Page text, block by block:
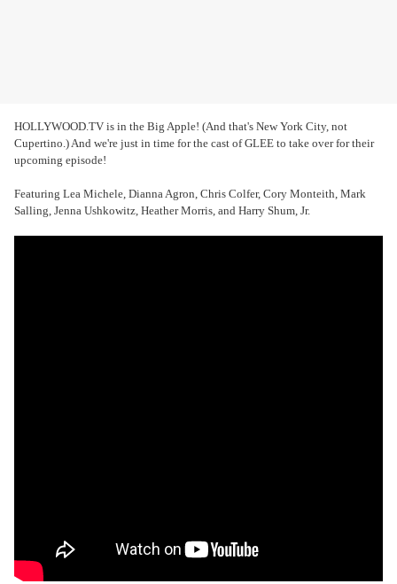
HOLLYWOOD.TV is in the Big Apple! (And that's New York City, not
Cupertino.) And we're just in time for the cast of GLEE to take over for their
upcoming episode!
Featuring Lea Michele, Dianna Agron, Chris Colfer, Cory Monteith, Mark
Salling, Jenna Ushkowitz, Heather Morris, and Harry Shum, Jr.